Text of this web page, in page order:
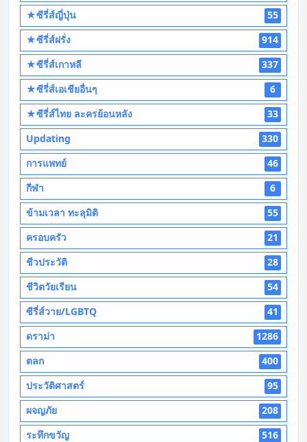
★ซีรี่ส์ญี่ปุ่น
55
★ซีรี่ส์ฝรั่ง
914
★ซีรี่ส์เกาหลี
337
★ซีรี่ส์เอเชียอื่นๆ
6
★ซีรี่ส์ไทย ละครย้อนหลัง
33
Updating
330
การแพทย์
46
กีฬา
6
ข้ามเวลา ทะลุมิติ
55
ครอบครัว
21
ชีวประวัติ
28
ชีวิตวัยเรียน
54
ซีรี่ส์วาย/LGBTQ
41
ดราม่า
1286
ตลก
400
ประวัติศาสตร์
95
ผจญภัย
208
ระทึกขวัญ
516